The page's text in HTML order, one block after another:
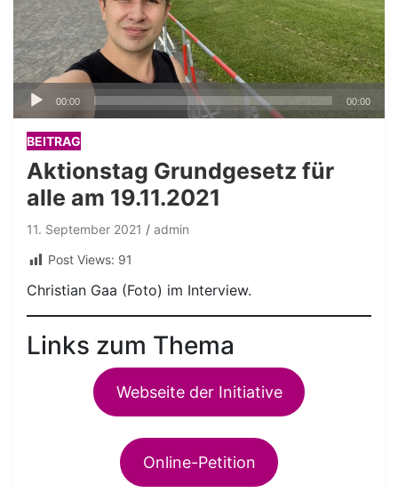
Audio-
Player
00:00 00:00
BEITRAG
Aktionstag Grundgesetz für
alle am 19.11.2021
11. September 2021
admin
Post Views: 91
Christian Gaa (Foto) im Interview.
Links zum Thema
Webseite der Initiative
Online-Petition